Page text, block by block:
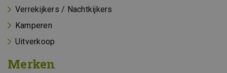
Verrekijkers / Nachtkijkers
Kamperen
Uitverkoop
Merken